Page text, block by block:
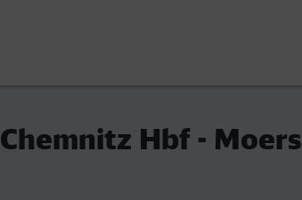
Chemnitz Hbf - Moers